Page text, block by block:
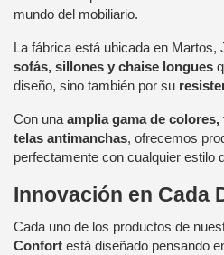
mundo del mobiliario.
La fábrica está ubicada en Martos,
sofás, sillones y chaise longues
diseño, sino también por su
Con una amplia gama de
telas antimanchas, ofrecemos
perfectamente con cualquier estilo
Innovación en Cada
Cada uno de los productos de
Confort está diseñado pensando